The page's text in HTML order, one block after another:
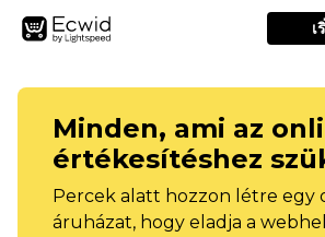
เ
Minden, ami az
értékesítéshez
Percek alatt hozzon létre egy
áruházat, hogy eladja a